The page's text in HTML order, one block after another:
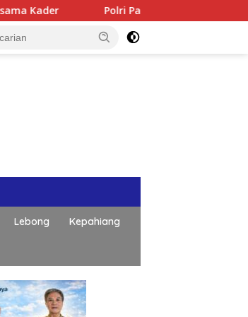
Polri Pastikan Proses Pemeriksaan
Lebong Kepahiang